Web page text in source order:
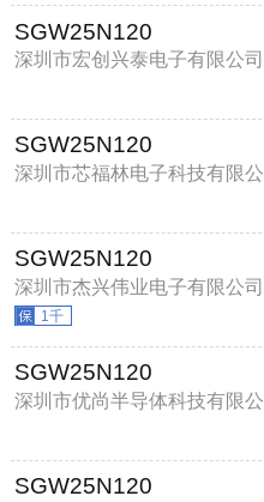
SGW25N120
深圳市宏创兴泰电子有限公司
SGW25N120
深圳市芯福林电子科技有限公
SGW25N120
深圳市杰兴伟业电子有限公司
1千
SGW25N120
深圳市优尚半导体科技有限公
SGW25N120